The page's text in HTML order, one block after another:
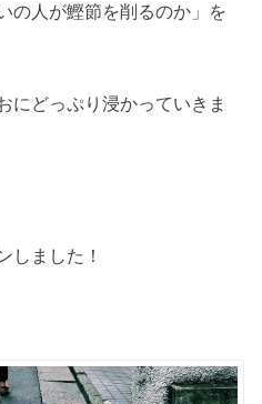
の人が鰹節を削るのか」を
にどっぷり浸かっていきま
しました！